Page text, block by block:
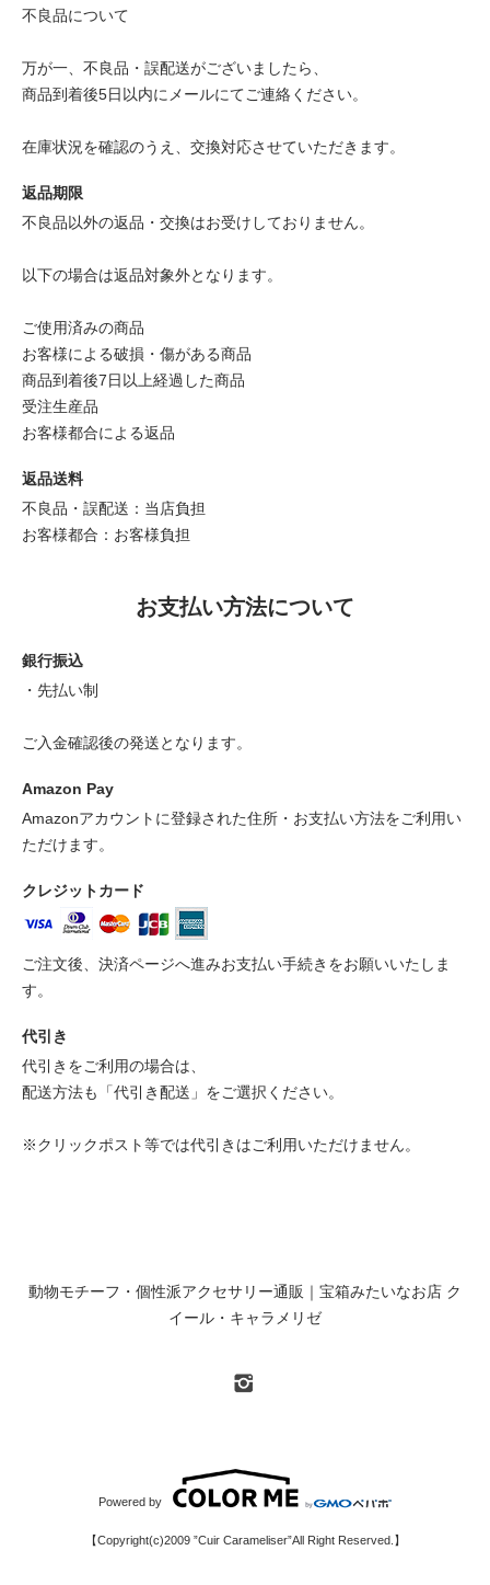
不良品について
万が一、不良品・誤配送がございましたら、
商品到着後5日以内にメールにてご連絡ください。
在庫状況を確認のうえ、交換対応させていただきます。
返品期限
不良品以外の返品・交換はお受けしておりません。
以下の場合は返品対象外となります。
ご使用済みの商品
お客様による破損・傷がある商品
商品到着後7日以上経過した商品
受注生産品
お客様都合による返品
返品送料
不良品・誤配送：当店負担
お客様都合：お客様負担
お支払い方法について
銀行振込
・先払い制
ご入金確認後の発送となります。
Amazon Pay
Amazonアカウントに登録された住所・お支払い方法をご利用い
ただけます。
クレジットカード
ご注文後、決済ページへ進みお支払い手続きをお願いいたしま
す。
代引き
代引きをご利用の場合は、
配送方法も「代引き配送」をご選択ください。
※クリックポスト等では代引きはご利用いただけません。
動物モチーフ・個性派アクセサリー通販｜宝箱みたいなお店 ク
イール・キャラメリゼ
Powered by
【Copyright(c)2009 ”Cuir Carameliser”All Right Reserved.】